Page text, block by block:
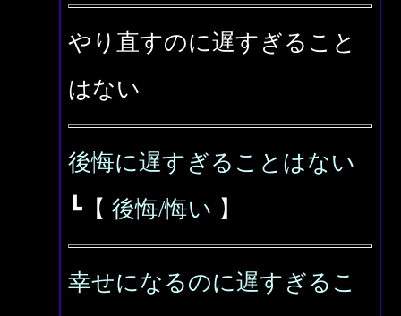
やり直すのに遅すぎること
はない
後悔に遅すぎることはない
┗【 後悔/悔い 】
幸せになるのに遅すぎるこ